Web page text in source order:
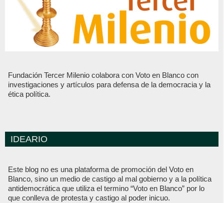
Fundación Tercer Milenio colabora con Voto en Blanco con
investigaciones y artículos para defensa de la democracia y la
ética política.
IDEARIO
Este blog no es una plataforma de promoción del Voto en
Blanco, sino un medio de castigo al mal gobierno y a la política
antidemocrática que utiliza el termino “Voto en Blanco” por lo
que conlleva de protesta y castigo al poder inicuo.